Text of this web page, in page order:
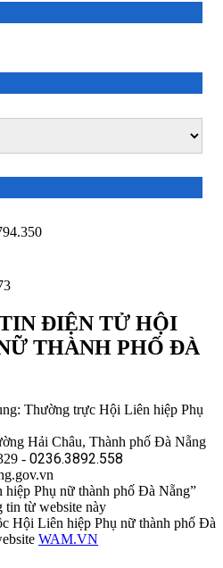
ĐIỆN TỬ HỘI
THÀNH PHỐ ĐÀ
Thường trực Hội Liên hiệp Phụ
Hải Châu, Thành phố Đà Nẵng
- 0236.3892.558
Phụ nữ thành phố Đà Nẵng”
tin từ website này
Hội Liên hiệp Phụ nữ thành phố Đà
WAM.VN